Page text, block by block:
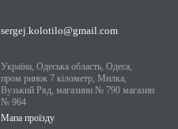
sergej.kolotilo@gmail.com
Україна, Одеська область, Одеса,
пром ринок 7 кілометр, Милка,
Вузький Ряд, магазини № 790 магазин
№ 964
Мапа проїзду